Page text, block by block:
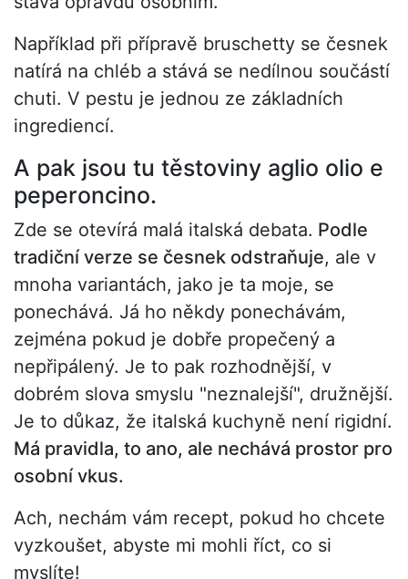
Například při přípravě bruschetty se česnek
natírá na chléb a stává se nedílnou součástí
chuti. V pestu je jednou ze základních
ingrediencí.
A pak jsou tu těstoviny aglio olio e
peperoncino.
Zde se otevírá malá italská debata. Podle
tradiční verze se česnek odstraňuje, ale v
mnoha variantách, jako je ta moje, se
ponechává. Já ho někdy ponechávám,
zejména pokud je dobře propečený a
nepřipálený. Je to pak rozhodnější, v
dobrém slova smyslu "neznalejší", družnější.
Je to důkaz, že italská kuchyně není rigidní.
Má pravidla, to ano, ale nechává prostor pro
osobní vkus.
Ach, nechám vám recept, pokud ho chcete
vyzkoušet, abyste mi mohli říct, co si
myslíte!